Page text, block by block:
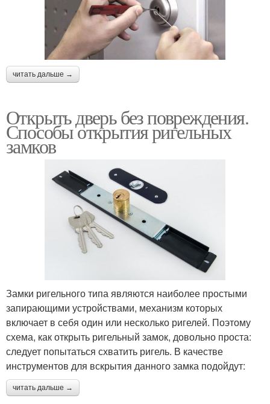
читать дальше →
Открыть дверь без повреждения.
Способы открытия ригельных
замков
Замки ригельного типа являются наиболее простыми
запирающими устройствами, механизм которых
включает в себя один или несколько ригелей. Поэтому
схема, как открыть ригельный замок, довольно проста:
следует попытаться схватить ригель. В качестве
инструментов для вскрытия данного замка подойдут:
читать дальше →